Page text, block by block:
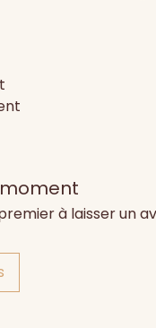
à laisser un